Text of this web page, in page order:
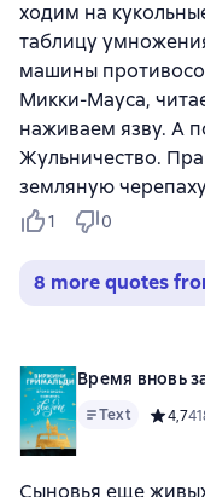
ходим на
таблицу
машины
Микки-Мауса,
наживаем язву. А
Жульничество.
земляную
1 0
8 more quotes
Время вновь
Text 4,7
Сыновья еще